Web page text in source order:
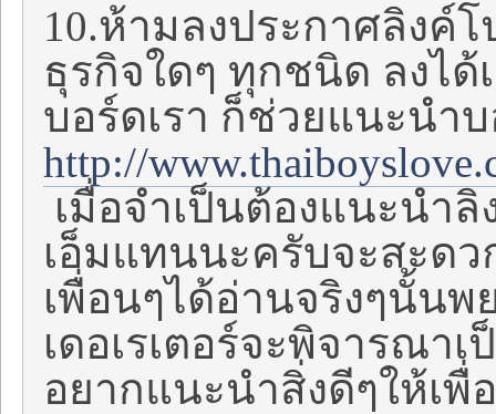
10.ห้ามลงประกาศลิงค์
ธุรกิจใดๆ ทุกชนิด ลงไ
บอร์ดเรา ก็ช่วยแนะนำบ
http://
เมื่อจำเป็นต้องแนะนำลิ
เอ็มแทนนะครับจะสะด
เพื่อนๆได้อ่านจริงๆนั้น
เดอเรเตอร์จะพิจารณา
อยากแนะนำสิ่งดีๆให้เพื่